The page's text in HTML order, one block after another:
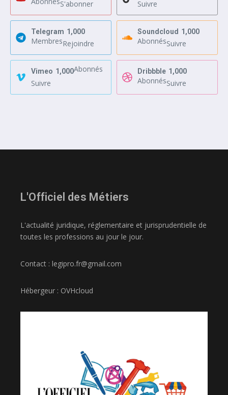
S'abonner
Suivre
Telegram 1,000
MembresRejoindre
Soundcloud 1,000
AbonnésSuivre
Vimeo 1,000Abonnés
Suivre
Dribbble 1,000
AbonnésSuivre
L'Officiel des Métiers
L'actualité juridique, réglementaire et jurisprudentielle de
toutes les professions au jour le jour.
Contact : legipro.fr@gmail.com
Hébergeur : OVHcloud